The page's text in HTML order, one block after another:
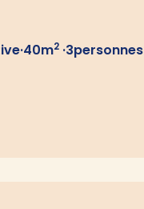
·40m2·3personnes